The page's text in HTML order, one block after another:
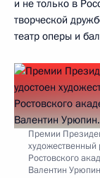
и не только в
творческой
театр оперы и
Премии
художественный
Ростовского
Валентин